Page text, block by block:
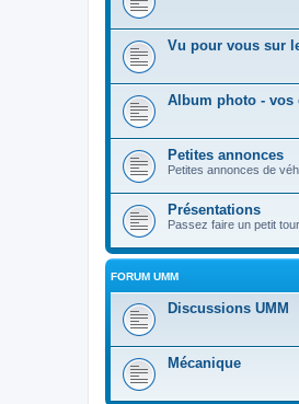
Vu pour vous sur
Album photo - vos
Petites annonces
Petites annonces de
Présentations
Passez faire un petit
FORUM UMM
Discussions UMM
Mécanique